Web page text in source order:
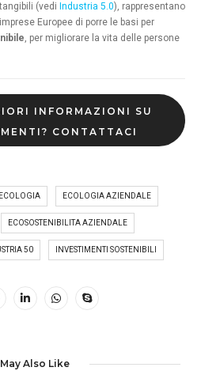
(vedi Industria 5.0), rappresentano
Europee di porre le basi per
, per migliorare la vita delle persone
INFORMAZIONI SU
CONTATTACI
ECOLOGIA ECOLOGIA AZIENDALE
ECOSOSTENIBILITA AZIENDALE
50 INVESTIMENTI SOSTENIBILI
Also Like